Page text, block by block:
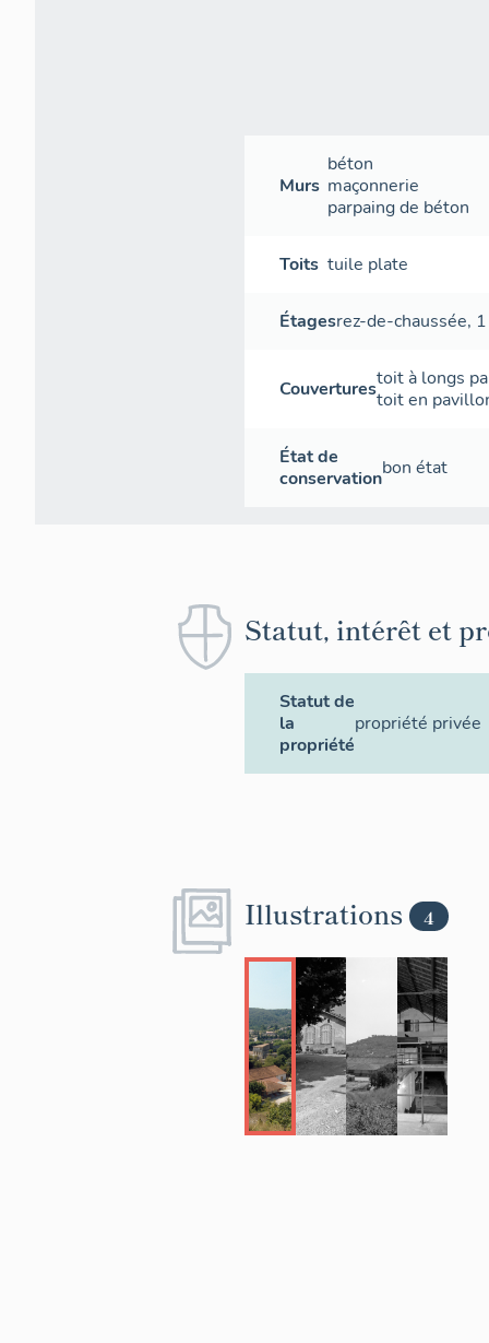
façade nord-
PROVENCE
MAGASIN DE
Murs
béton
maçonnerie
parpaing de béton
Toits tuile plate
Étagesrez-de-chaussée,
Couverturestoit à longs
toit en
État de
conservationbon état
Statut, intérêt et
Statut de
la
propriété
propriété privée
Illustrations 4